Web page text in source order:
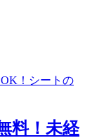
料！未経